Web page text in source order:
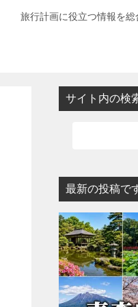
旅行計画に役立つ情報を総
サイト内の検
最新の投稿で